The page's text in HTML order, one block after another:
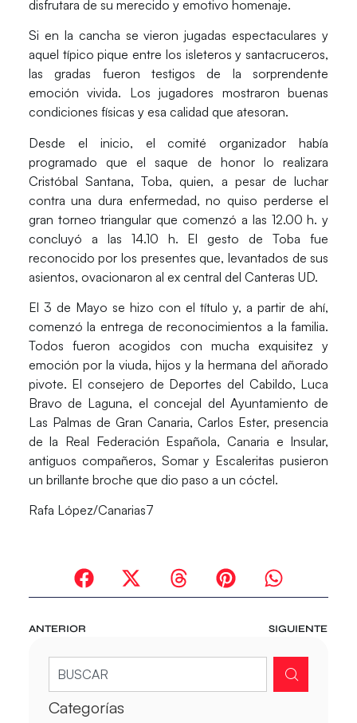
disfrutara de su merecido y emotivo homenaje.
Si en la cancha se vieron jugadas espectaculares y
aquel típico pique entre los isleteros y santacruceros,
las gradas fueron testigos de la sorprendente
emoción vivida. Los jugadores mostraron buenas
condiciones físicas y esa calidad que atesoran.
Desde el inicio, el comité organizador había
programado que el saque de honor lo realizara
Cristóbal Santana, Toba, quien, a pesar de luchar
contra una dura enfermedad, no quiso perderse el
gran torneo triangular que comenzó a las 12.00 h. y
concluyó a las 14.10 h. El gesto de Toba fue
reconocido por los presentes que, levantados de sus
asientos, ovacionaron al ex central del Canteras UD.
El 3 de Mayo se hizo con el título y, a partir de ahí,
comenzó la entrega de reconocimientos a la familia.
Todos fueron acogidos con mucha exquisitez y
emoción por la viuda, hijos y la hermana del añorado
pivote. El consejero de Deportes del Cabildo, Luca
Bravo de Laguna, el concejal del Ayuntamiento de
Las Palmas de Gran Canaria, Carlos Ester, presencia
de la Real Federación Española, Canaria e Insular,
antiguos compañeros, Somar y Escaleritas pusieron
un brillante broche que dio paso a un cóctel.
Rafa López/Canarias7
ANTERIOR SIGUIENTE
Categorías